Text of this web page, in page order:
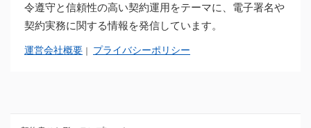
令遵守と信頼性の高い契約運用をテーマに、電子署名や
契約実務に関する情報を発信しています。
運営会社概要 ｜ プライバシーポリシー